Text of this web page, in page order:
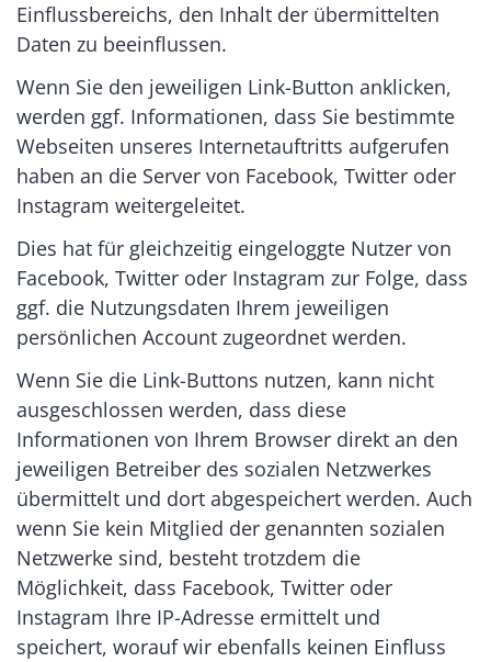
Einflussbereichs, den Inhalt der übermittelten
Daten zu beeinflussen.
Wenn Sie den jeweiligen Link-Button anklicken,
werden ggf. Informationen, dass Sie bestimmte
Webseiten unseres Internetauftritts aufgerufen
haben an die Server von Facebook, Twitter oder
Instagram weitergeleitet.
Dies hat für gleichzeitig eingeloggte Nutzer von
Facebook, Twitter oder Instagram zur Folge, dass
ggf. die Nutzungsdaten Ihrem jeweiligen
persönlichen Account zugeordnet werden.
Wenn Sie die Link-Buttons nutzen, kann nicht
ausgeschlossen werden, dass diese
Informationen von Ihrem Browser direkt an den
jeweiligen Betreiber des sozialen Netzwerkes
übermittelt und dort abgespeichert werden. Auch
wenn Sie kein Mitglied der genannten sozialen
Netzwerke sind, besteht trotzdem die
Möglichkeit, dass Facebook, Twitter oder
Instagram Ihre IP-Adresse ermittelt und
speichert, worauf wir ebenfalls keinen Einfluss